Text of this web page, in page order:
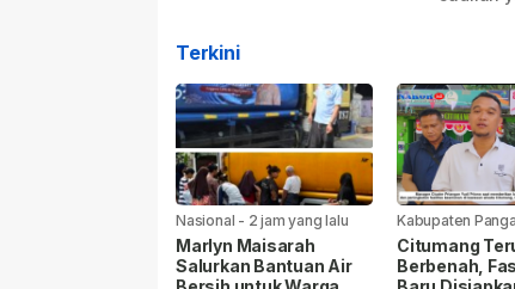
Terkini
Nasional - 2 jam yang lalu
Marlyn Maisarah
Salurkan Bantuan Air
Kabupaten
jam yang lalu
Citumang
Berbenah,